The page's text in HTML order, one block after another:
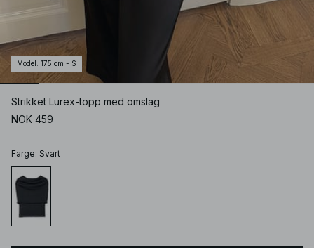
Model : 175 cm - S
Strikket Lurex-topp med omslag
NOK 459
Farge: Svart